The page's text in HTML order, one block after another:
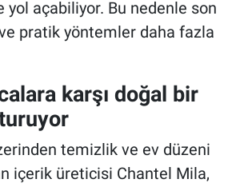
açabiliyor. Bu nedenle son
pratik yöntemler daha fazla
karşı doğal bir
temizlik ve ev düzeni
içerik üreticisi Chantel Mila,